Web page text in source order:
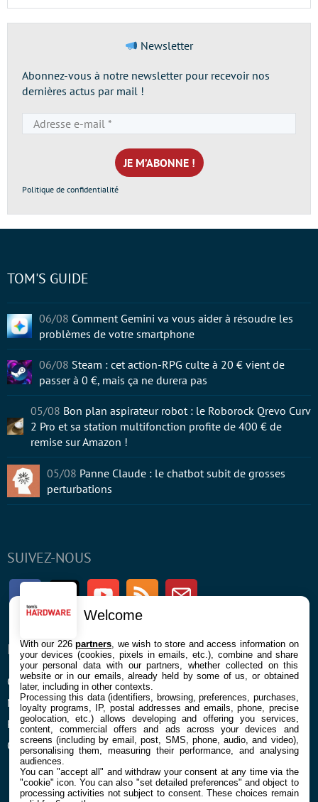
Newsletter
Abonnez-vous à notre newsletter pour recevoir nos
dernières actus par mail !
e-
mail
*
Politique de confidentialité
SUIVEZ-NOUS
FacebookTwitter Youtube RSS Newsletter
ENTREPRISE
Confidentialité et Cookies
Mentions légales et CGU
Préférences Cookies
Qui sommes nous
À PROPOS
Contact
TOM'S GUIDE
06/08 Comment Gemini va vous aider à résoudre les
problèmes de votre smartphone
06/08 Steam : cet action-RPG culte à 20 € vient de
passer à 0 €, mais ça ne durera pas
05/08 Bon plan aspirateur robot : le Roborock Qrevo Curv
2 Pro et sa station multifonction profite de 400 € de
remise sur Amazon !
05/08 Panne Claude : le chatbot subit de grosses
perturbations
Welcome
With our 226partners , we wish to store and access information on
your devices (cookies, pixels in emails, etc.), combine and share
your personal data with our partners, whether collected on this
website or in our emails, already held by some of us, or obtained
later, including in other contexts.
Processing this data (identifiers, browsing, preferences, purchases,
loyalty programs, IP, postal addresses and emails, phone, precise
geolocation, etc.) allows developing and offering you services,
content, commercial offers and ads across your devices and
screens (including by email, post, SMS, phone, audio, and video),
personalising them, measuring their performance, and analysing
audiences.
You can "accept all" and withdraw your consent at any time via the
"cookie" icon. You can also "set detailed preferences" and object to
processing activities not subject to consent. These choices remain